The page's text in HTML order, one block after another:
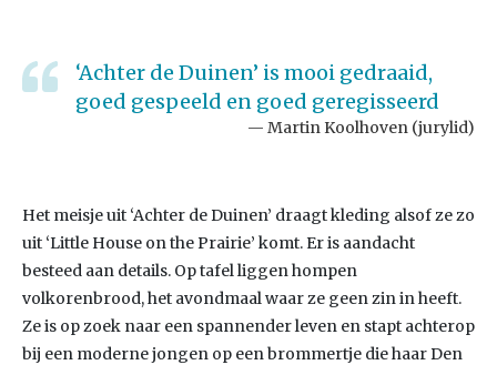
‘Achter de Duinen’ is mooi gedraaid,
goed gespeeld en goed geregisseerd
Martin Koolhoven (jurylid)
Het meisje uit ‘Achter de Duinen’ draagt kleding alsof ze zo
uit ‘Little House on the Prairie’ komt. Er is aandacht
besteed aan details. Op tafel liggen hompen
volkorenbrood, het avondmaal waar ze geen zin in heeft.
Ze is op zoek naar een spannender leven en stapt achterop
bij een moderne jongen op een brommertje die haar Den